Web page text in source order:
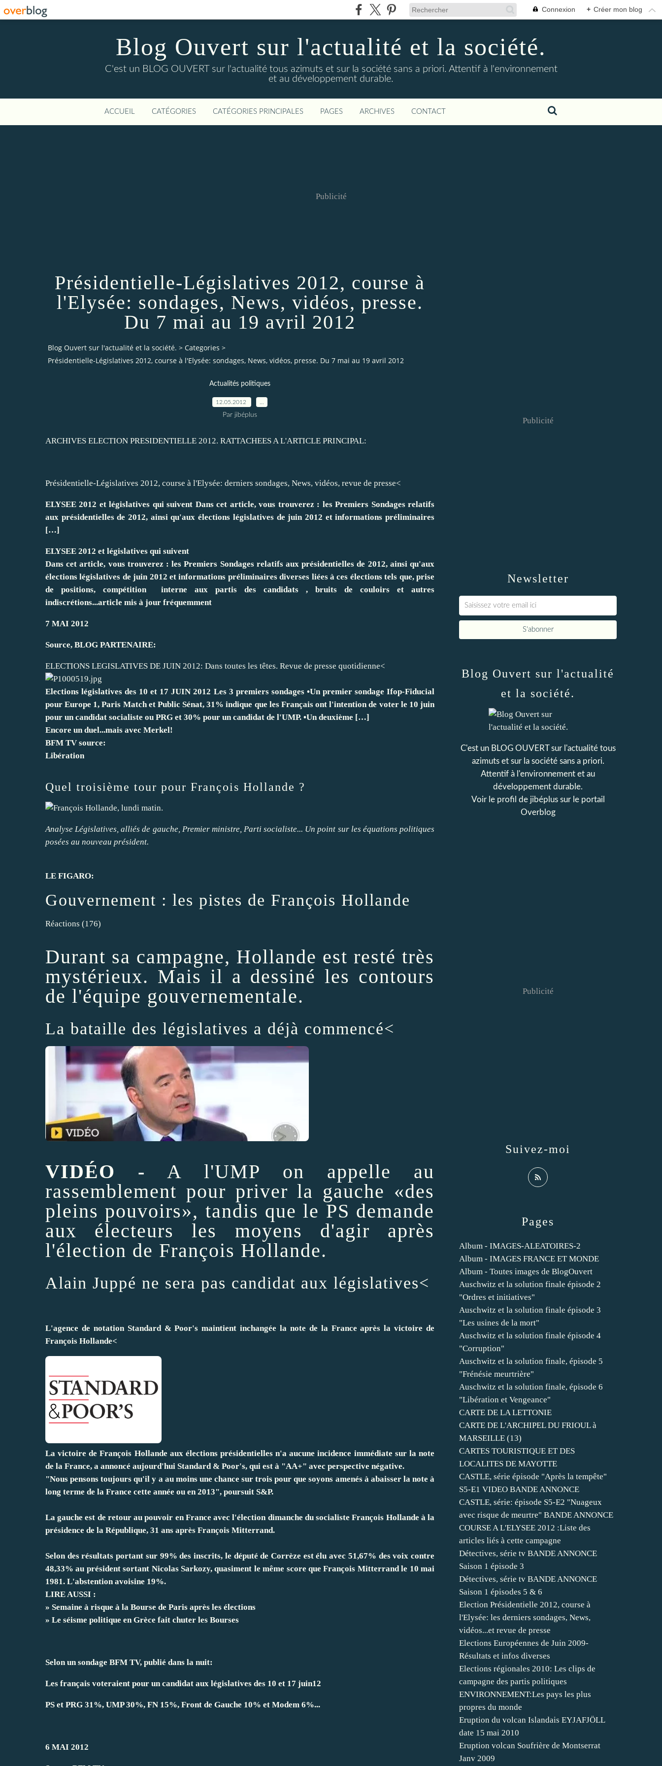
Connexion + Créer mon blog
Blog Ouvert sur l'actualité et la société.
C'est un BLOG OUVERT sur l'actualité tous azimuts et sur la société sans a priori. Attentif à l'environnement
et au développement durable.
ACCUEIL CATÉGORIES CATÉGORIES PRINCIPALES PAGES ARCHIVES CONTACT
Publicité
Présidentielle-Législatives 2012, course à
l'Elysée: sondages, News, vidéos, presse.
Du 7 mai au 19 avril 2012
Blog Ouvert sur l'actualité et la société. > Categories >
Présidentielle-Législatives 2012, course à l'Elysée: sondages, News, vidéos, presse. Du 7 mai au 19 avril 2012
Actualités politiques
12.05.2012
Par jibéplus
ARCHIVES ELECTION PRESIDENTIELLE 2012. RATTACHEES A L'ARTICLE PRINCIPAL:
Présidentielle-Législatives 2012, course à l'Elysée: derniers sondages, News, vidéos, revue de presse<
ELYSEE 2012 et législatives qui suivent Dans cet article, vous trouverez : les Premiers Sondages relatifs
aux présidentielles de 2012, ainsi qu'aux élections législatives de juin 2012 et informations préliminaires
[…]
ELYSEE 2012 et législatives qui suivent
Dans cet article, vous trouverez : les Premiers Sondages relatifs aux présidentielles de 2012, ainsi qu'aux
élections législatives de juin 2012 et informations préliminaires diverses liées à ces élections tels que, prise
de positions, compétition interne aux partis des candidats , bruits de couloirs et autres
indiscrétions...article mis à jour fréquemment
7 MAI 2012
Source, BLOG PARTENAIRE:
ELECTIONS LEGISLATIVES DE JUIN 2012: Dans toutes les têtes. Revue de presse quotidienne<
Elections législatives des 10 et 17 JUIN 2012 Les 3 premiers sondages •Un premier sondage Ifop-Fiducial
pour Europe 1, Paris Match et Public Sénat, 31% indique que les Français ont l'intention de voter le 10 juin
pour un candidat socialiste ou PRG et 30% pour un candidat de l'UMP. •Un deuxième […]
Encore un duel...mais avec Merkel!
BFM TV source:
Libération
Quel troisième tour pour François Hollande ?
Analyse Législatives, alliés de gauche, Premier ministre, Parti socialiste... Un point sur les équations politiques
posées au nouveau président.
LE FIGARO:
Gouvernement : les pistes de François Hollande
Réactions (176)
Durant sa campagne, Hollande est resté très
mystérieux. Mais il a dessiné les contours
de l'équipe gouvernementale.
La bataille des législatives a déjà commencé<
VIDÉO - A l'UMP on appelle au
rassemblement pour priver la gauche «des
pleins pouvoirs», tandis que le PS demande
aux électeurs les moyens d'agir après
l'élection de François Hollande.
Alain Juppé ne sera pas candidat aux législatives<
L'agence de notation Standard & Poor's maintient inchangée la note de la France après la victoire de
François Hollande<
La victoire de François Hollande aux élections présidentielles n'a aucune incidence immédiate sur la note
de la France, a annoncé aujourd'hui Standard & Poor's, qui est à "AA+" avec perspective négative.
"Nous pensons toujours qu'il y a au moins une chance sur trois pour que soyons amenés à abaisser la note à
long terme de la France cette année ou en 2013", poursuit S&P.
La gauche est de retour au pouvoir en France avec l'élection dimanche du socialiste François Hollande à la
présidence de la République, 31 ans après François Mitterrand.
Selon des résultats portant sur 99% des inscrits, le député de Corrèze est élu avec 51,67% des voix contre
48,33% au président sortant Nicolas Sarkozy, quasiment le même score que François Mitterrand le 10 mai
1981. L'abstention avoisine 19%.
LIRE AUSSI :
» Semaine à risque à la Bourse de Paris après les élections
» Le séisme politique en Grèce fait chuter les Bourses
Selon un sondage BFM TV, publié dans la nuit:
Les français voteraient pour un candidat aux législatives des 10 et 17 juin12
PS et PRG 31%, UMP 30%, FN 15%, Front de Gauche 10% et Modem 6%...
6 MAI 2012
Newsletter
Publicité
Pages
Album - IMAGES-ALEATOIRES-2
Album - IMAGES FRANCE ET MONDE
Album - Toutes images de BlogOuvert
Auschwitz et la solution finale épisode 2
"Ordres et initiatives"
Auschwitz et la solution finale épisode 3
"Les usines de la mort"
Auschwitz et la solution finale épisode 4
"Corruption"
Auschwitz et la solution finale, épisode 5
"Frénésie meurtrière"
Auschwitz et la solution finale, épisode 6
"Libération et Vengeance"
CARTE DE LA LETTONIE
CARTE DE L'ARCHIPEL DU FRIOUL à
MARSEILLE (13)
CARTES TOURISTIQUE ET DES
LOCALITES DE MAYOTTE
CASTLE, série épisode "Après la tempête"
S5-E1 VIDEO BANDE ANNONCE
CASTLE, série: épisode S5-E2 "Nuageux
avec risque de meurtre" BANDE ANNONCE
COURSE A L'ELYSEE 2012 :Liste des
articles liés à cette campagne
Détectives, série tv BANDE ANNONCE
Saison 1 épisode 3
Détectives, série tv BANDE ANNONCE
Saison 1 épisodes 5 & 6
Election Présidentielle 2012, course à
l'Elysée: les derniers sondages, News,
vidéos...et revue de presse
Elections Européennes de Juin 2009-
Résultats et infos diverses
Elections régionales 2010: Les clips de
campagne des partis politiques
ENVIRONNEMENT:Les pays les plus
propres du monde
Eruption du volcan Islandais EYJAFJÖLL
date 15 mai 2010
Eruption volcan Soufrière de Montserrat
Janv 2009
Blog Ouvert sur l'actualité
et la société.
C'est un BLOG OUVERT sur l'actualité tous
azimuts et sur la société sans a priori.
Attentif à l'environnement et au
développement durable.
Voir le profil de jibéplussur le portail
Overblog
Suivez-moi
Publicité